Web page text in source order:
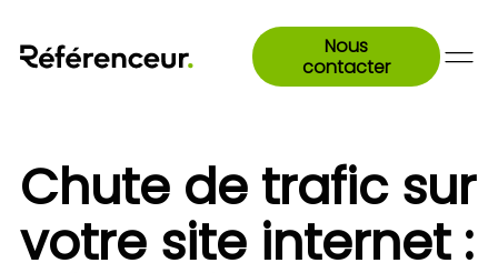
Nous
contacter
Chute de trafic sur
votre site internet :